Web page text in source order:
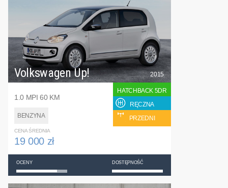
Volkswagen Up!
1.0 MPI 60 KM
BENZYNA
2015
HATCHBACK 5DR
RĘCZNA
PRZEDNI
CENA ŚREDNIA
19 000 zł
OCENY DOSTĘPNOŚĆ